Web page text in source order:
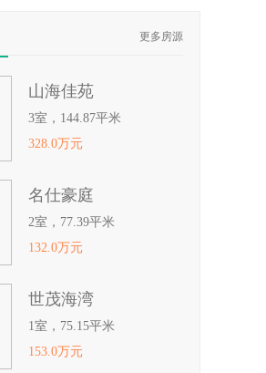
更多房源
山海佳苑
3室，144.87平米
328.0万元
名仕豪庭
2室，77.39平米
132.0万元
世茂海湾
1室，75.15平米
153.0万元